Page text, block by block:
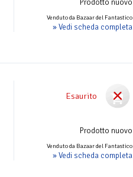
Prodotto nuovo
Venduto da Bazaar del Fantastico
» Vedi scheda completa
Esaurito
Prodotto nuovo
Venduto da Bazaar del Fantastico
» Vedi scheda completa